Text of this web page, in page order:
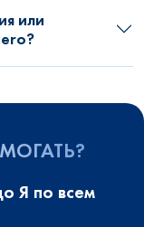
или
Я по всем